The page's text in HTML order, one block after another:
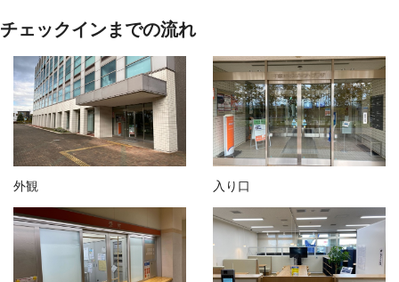
チェックインまでの流れ
外観 入り口